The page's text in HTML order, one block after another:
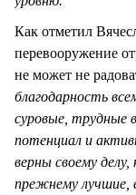
Как отметил
перевооружение
не может не
благодарность
суровые, трудные
потенциал и
верны своему
прежнему лучшие,